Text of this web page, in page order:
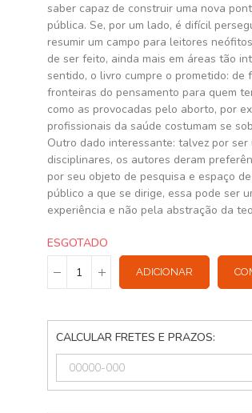
saber capaz de construir uma nova
pública. Se, por um lado, é difícil
resumir um campo para leitores
de ser feito, ainda mais em áreas tão
sentido, o livro cumpre o prometido:
fronteiras do pensamento para quem
como as provocadas pelo aborto, por
profissionais da saúde costumam se
Outro dado interessante: talvez por
disciplinares, os autores deram
por seu objeto de pesquisa e espaço
público a que se dirige, essa pode ser
experiência e não pela abstração da
ESGOTADO
ADICIONAR
CALCULAR FRETES E PRAZOS: